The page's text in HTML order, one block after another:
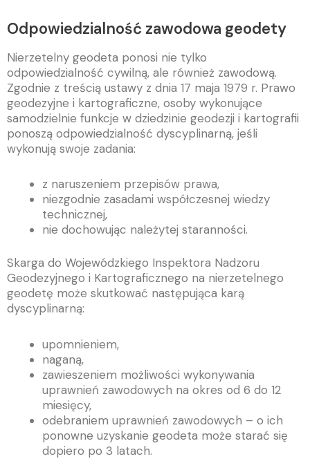
Odpowiedzialność zawodowa geodety
Nierzetelny geodeta ponosi nie tylko
odpowiedzialność cywilną, ale również zawodową.
Zgodnie z treścią ustawy z dnia 17 maja 1979 r. Prawo
geodezyjne i kartograficzne, osoby wykonujące
samodzielnie funkcje w dziedzinie geodezji i kartografii
ponoszą odpowiedzialność dyscyplinarną, jeśli
wykonują swoje zadania:
z naruszeniem przepisów prawa,
niezgodnie zasadami współczesnej wiedzy
technicznej,
nie dochowując należytej staranności.
Skarga do Wojewódzkiego Inspektora Nadzoru
Geodezyjnego i Kartograficznego na nierzetelnego
geodetę może skutkować następująca karą
dyscyplinarną:
upomnieniem,
naganą,
zawieszeniem możliwości wykonywania
uprawnień zawodowych na okres od 6 do 12
miesięcy,
odebraniem uprawnień zawodowych – o ich
ponowne uzyskanie geodeta może starać się
dopiero po 3 latach.